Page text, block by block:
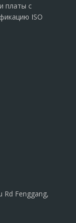
платы с
ISO
Rd Fenggang,